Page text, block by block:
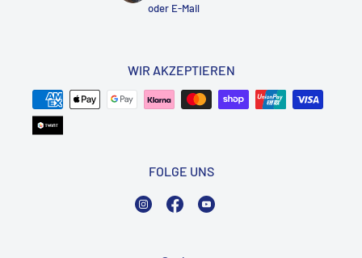
oder E-Mail
WIR AKZEPTIEREN
FOLGE UNS
InstagramFacebook